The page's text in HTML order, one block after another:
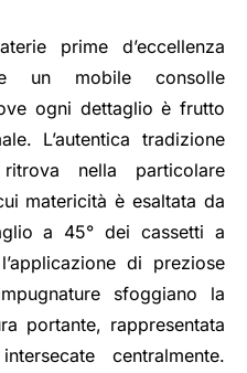
prime d’eccellenza
un mobile consolle
ogni dettaglio è frutto
L’autentica tradizione
nella particolare
matericità è esaltata da
a 45° dei cassetti a
di preziose
sfoggiano la
portante, rappresentata
centralmente.